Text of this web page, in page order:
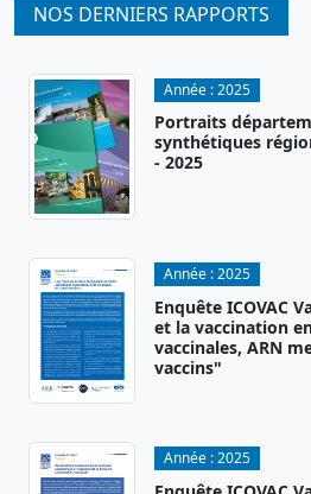
NOS DERNIERS RAPPORTS
Année :2025
Portraits
synthétiques
- 2025
Année :2025
Enquête ICOVAC
et la vaccination
vaccinales, ARN
vaccins"
Année :2025